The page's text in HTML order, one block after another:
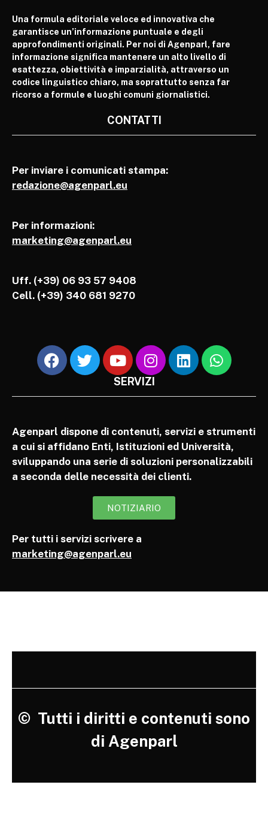
Una formula editoriale veloce ed innovativa che
garantisce un’informazione puntuale e degli
approfondimenti originali. Per noi di Agenparl, fare
informazione significa mantenere un alto livello di
esattezza, obiettività e imparzialità, attraverso un
codice linguistico chiaro, ma soprattutto senza far
ricorso a formule e luoghi comuni giornalistici.
CONTATTI
Per inviare i comunicati stampa:
redazione@agenparl.eu
Per informazioni:
marketing@agenparl.eu
Uff. (+39) 06 93 57 9408
Cell. (+39) 340 681 9270
SERVIZI
Agenparl dispone di contenuti, servizi e strumenti
a cui si affidano Enti, Istituzioni ed Università,
sviluppando una serie di soluzioni personalizzabili
a seconda delle necessità dei clienti.
NOTIZIARIO
Per tutti i servizi scrivere a
marketing@agenparl.eu
© Tutti i diritti e contenuti sono
di Agenparl